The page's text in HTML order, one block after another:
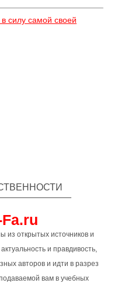
в силу самой своей
из открытых источников и
и правдивость,
авторов и идти в разрез
вам в учебных